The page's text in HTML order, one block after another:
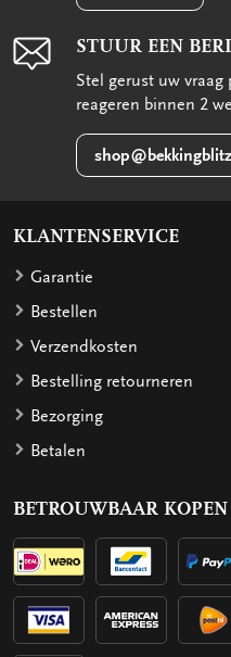
STUUR EEN
Stel gerust uw vraag
reageren binnen 2
KLANTENSERVICE
Garantie
Bestellen
Verzendkosten
Bestelling retourneren
Bezorging
Betalen
BETROUWBAAR KOPEN